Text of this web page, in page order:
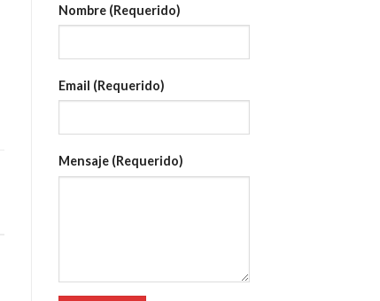
Nombre (Requerido)
Email (Requerido)
Mensaje (Requerido)